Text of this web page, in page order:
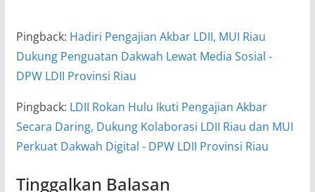
Pingback: Hadiri Pengajian Akbar LDII, MUI Riau
Dukung Penguatan Dakwah Lewat Media Sosial -
DPW LDII Provinsi Riau
Pingback: LDII Rokan Hulu Ikuti Pengajian Akbar
Secara Daring, Dukung Kolaborasi LDII Riau dan MUI
Perkuat Dakwah Digital - DPW LDII Provinsi Riau
Tinggalkan Balasan